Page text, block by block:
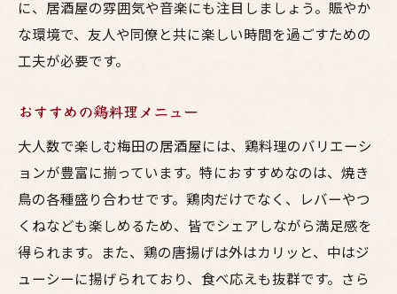
に、居酒屋の雰囲気や音楽にも注目しましょう。賑やか
な環境で、友人や同僚と共に楽しい時間を過ごすための
工夫が必要です。
おすすめの鶏料理メニュー
大人数で楽しむ梅田の居酒屋には、鶏料理のバリエーシ
ョンが豊富に揃っています。特におすすめなのは、焼き
鳥の各種盛り合わせです。鶏肉だけでなく、レバーやつ
くねなども楽しめるため、皆でシェアしながら満足感を
得られます。また、鶏の唐揚げは外はカリッと、中はジ
ューシーに揚げられており、食べ応えも抜群です。さら